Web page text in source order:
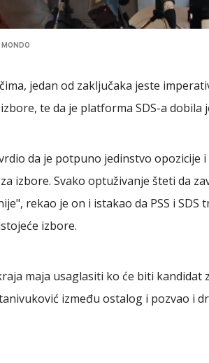
jedan od zaključaka jeste
te da je platforma SDS-a dobila
da je potpuno jedinstvo opozicije
izbore. Svako optuživanje šteti da
rekao je on i istakao da PSS i SDS
izbore.
maja usaglasiti ko će biti
između ostalog i pozvao i